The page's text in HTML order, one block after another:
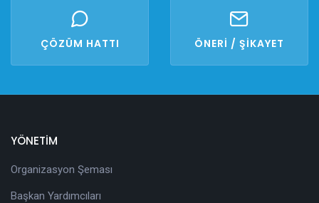
ÇÖZÜM HATTI ÖNERİ / ŞİKAYET
YÖNETİM
Organizasyon Şeması
Başkan Yardımcıları